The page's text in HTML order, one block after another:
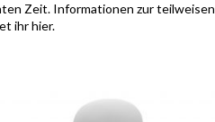
Zeit. Informationen zur teilweisen
ihr hier.